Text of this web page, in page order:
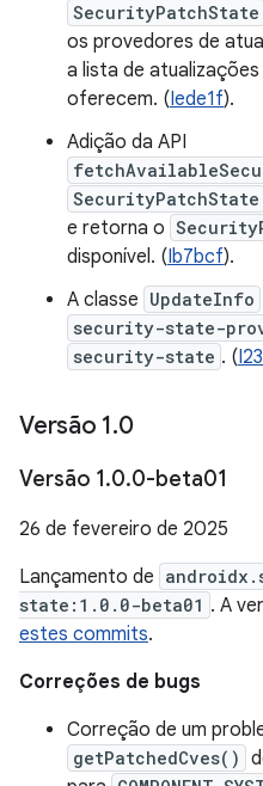
SecurityPatchState
os provedores de
a lista de atualizações
oferecem. (Iede1f).
Adição da API
SecurityPatchState
e retorna o
disponível. (Ib7bcf).
A classe UpdateInfo
security-state-
security-state . (
Versão 1.0
Versão 1.0.0-beta01
26 de fevereiro de 2025
Lançamento de
state:1.0.0-beta01 . A
estes commits.
Correções de bugs
Correção de um
getPatchedCves()